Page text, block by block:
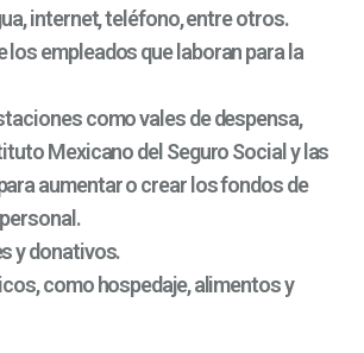
internet, teléfono, entre otros.
los empleados que laboran para la
como vales de despensa,
Mexicano del Seguro Social y las
aumentar o crear los fondos de
y donativos.
como hospedaje, alimentos y